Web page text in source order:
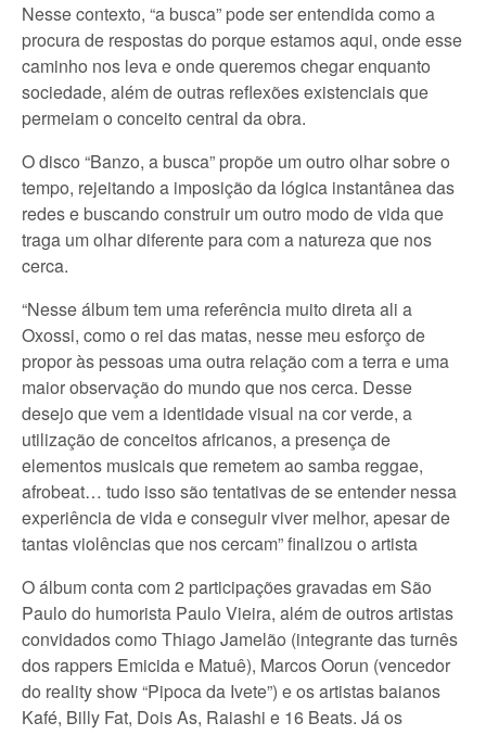
Nesse contexto, “a busca” pode ser entendida como a
procura de respostas do porque estamos aqui, onde esse
caminho nos leva e onde queremos chegar enquanto
sociedade, além de outras reflexões existenciais que
permeiam o conceito central da obra.
O disco “Banzo, a busca” propõe um outro olhar sobre o
tempo, rejeitando a imposição da lógica instantânea das
redes e buscando construir um outro modo de vida que
traga um olhar diferente para com a natureza que nos
cerca.
“Nesse álbum tem uma referência muito direta ali a
Oxossi, como o rei das matas, nesse meu esforço de
propor às pessoas uma outra relação com a terra e uma
maior observação do mundo que nos cerca. Desse
desejo que vem a identidade visual na cor verde, a
utilização de conceitos africanos, a presença de
elementos musicais que remetem ao samba reggae,
afrobeat… tudo isso são tentativas de se entender nessa
experiência de vida e conseguir viver melhor, apesar de
tantas violências que nos cercam” finalizou o artista
O álbum conta com 2 participações gravadas em São
Paulo do humorista Paulo Vieira, além de outros artistas
convidados como Thiago Jamelão (integrante das turnês
dos rappers Emicida e Matuê), Marcos Oorun (vencedor
do reality show “Pipoca da Ivete”) e os artistas baianos
Kafé, Billy Fat, Dois As, Raiashi e 16 Beats. Já os